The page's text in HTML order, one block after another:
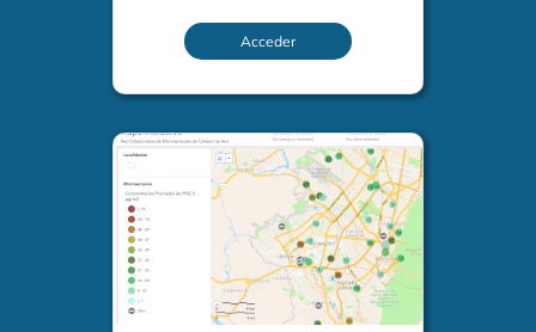
Acceder